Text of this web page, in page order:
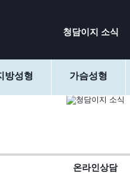
청담이지 소식
방성형 가슴성형
온라인상담